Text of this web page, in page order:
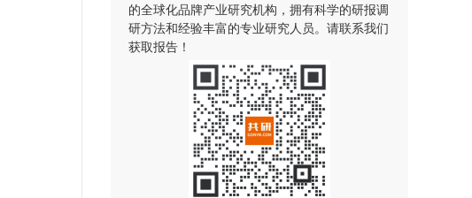
的全球化品牌产业研究机构，拥有科学的研报调
研方法和经验丰富的专业研究人员。请联系我们
获取报告！